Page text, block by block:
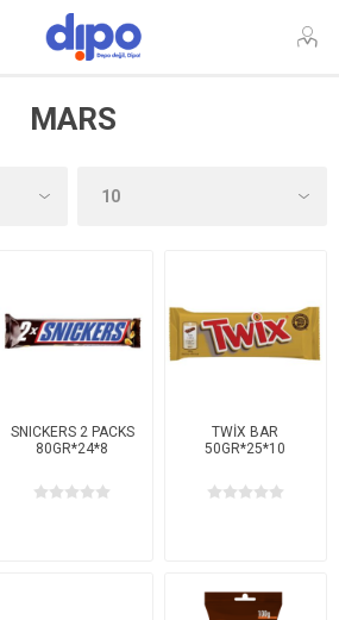
MARS
SNICKERS 2 PACKS
80GR*24*8
TWİX BAR
50GR*25*10